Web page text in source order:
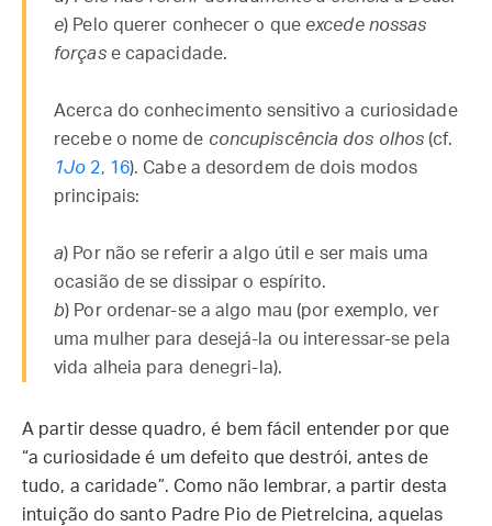
e) Pelo querer conhecer o que excede nossas
forçase capacidade.
Acerca do conhecimento sensitivo a curiosidade
recebe o nome de concupiscência dos olhos (cf.
1Jo 2, 16). Cabe a desordem de dois modos
principais:
a) Por não se referir a algo útil e ser mais uma
ocasião de se dissipar o espírito.
b) Por ordenar-se a algo mau (por exemplo, ver
uma mulher para desejá-la ou interessar-se pela
vida alheia para denegri-la).
A partir desse quadro, é bem fácil entender por que
“a curiosidade é um defeito que destrói, antes de
tudo, a caridade”. Como não lembrar, a partir desta
intuição do santo Padre Pio de Pietrelcina, aquelas